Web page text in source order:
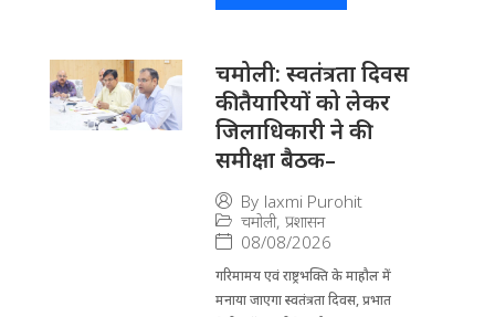
चमोली: स्वतंत्रता दिवस
की तैयारियों को लेकर
जिलाधिकारी ने की
समीक्षा बैठक–
By laxmi Purohit
चमोली, प्रशासन
08/08/2026
गरिमामय एवं राष्ट्रभक्ति के माहौल में
मनाया जाएगा स्वतंत्रता दिवस, प्रभात